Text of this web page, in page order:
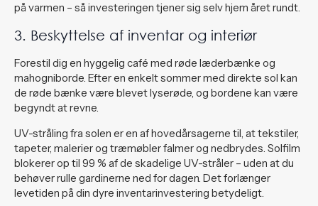
på varmen – så investeringen tjener sig selv hjem året rundt.
3. Beskyttelse af inventar og interiør
Forestil dig en hyggelig café med røde læderbænke og
mahogniborde. Efter en enkelt sommer med direkte sol kan
de røde bænke være blevet lyserøde, og bordene kan være
begyndt at revne.
UV-stråling fra solen er en af hovedårsagerne til, at tekstiler,
tapeter, malerier og træmøbler falmer og nedbrydes. Solfilm
blokerer op til 99 % af de skadelige UV-stråler – uden at du
behøver rulle gardinerne ned for dagen. Det forlænger
levetiden på din dyre inventarinvestering betydeligt.